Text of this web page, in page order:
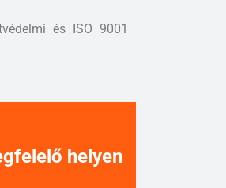
és ISO 9001
helyen